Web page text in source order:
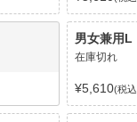
男女兼用L
在庫切れ
¥5,610 税込